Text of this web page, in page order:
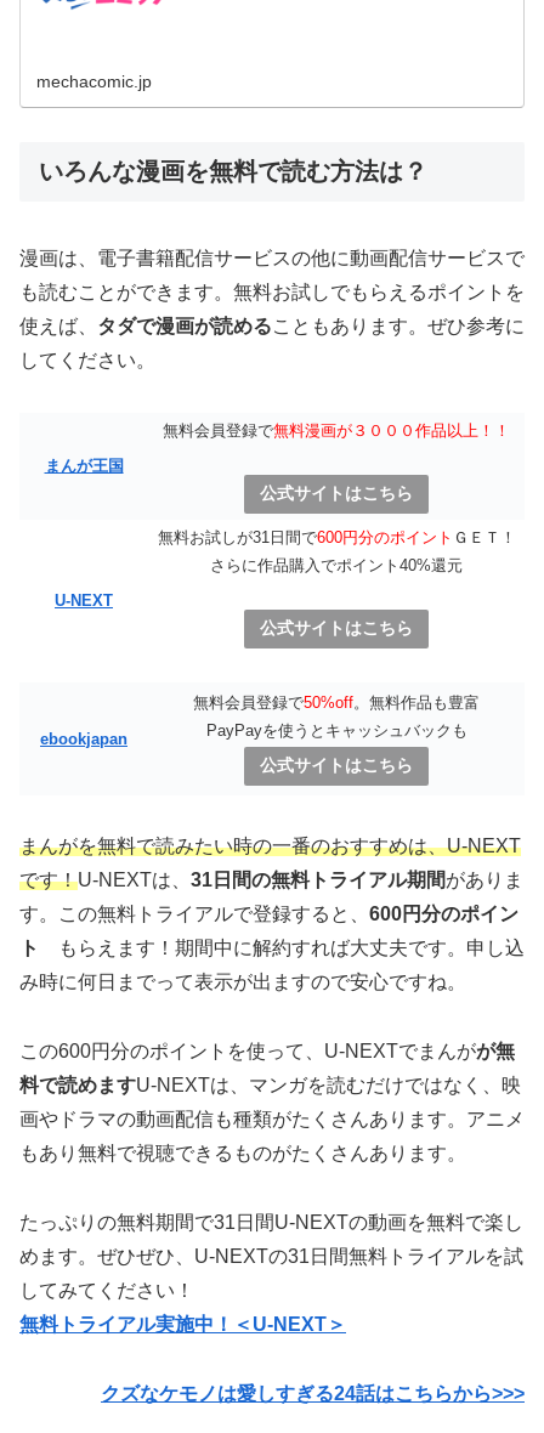
mechacomic.jp
いろんな漫画を無料で読む方法は？
漫画は、電子書籍配信サービスの他に動画配信サービスで
も読むことができます。無料お試しでもらえるポイントを
使えば、 タダで漫画が読めることもあります。ぜひ参考に
してください。
まんが王国
無料会員登録で無料漫画が３０００作品以上！！
公式サイトはこちら
U-NEXT
無料お試しが31日間で600円分のポイント ＧＥＴ！
さらに作品購入でポイント40%還元
公式サイトはこちら
ebookjapan
無料会員登録で50%off。無料作品も豊富
PayPayを使うとキャッシュバックも
公式サイトはこちら
まんがを無料で読みたい時の一番のおすすめは、U-NEXT
です！U-NEXTは、 31日間の無料トライアル期間がありま
す。この無料トライアルで登録すると、 600円分のポイン
ト
もらえます！期間中に解約すれば大丈夫です。申し込
み時に何日までって表示が出ますので安心ですね。
この600円分のポイントを使って、U-NEXTでまんがが無
料で読めますU-NEXTは、マンガを読むだけではなく、映
画やドラマの動画配信も種類がたくさんあります。アニメ
もあり無料で視聴できるものがたくさんあります。
たっぷりの無料期間で31日間U-NEXTの動画を無料で楽し
めます。ぜひぜひ、U-NEXTの31日間無料トライアルを試
してみてください！
無料トライアル実施中！＜U-NEXT＞
クズなケモノは愛しすぎる24話はこちらから>>>